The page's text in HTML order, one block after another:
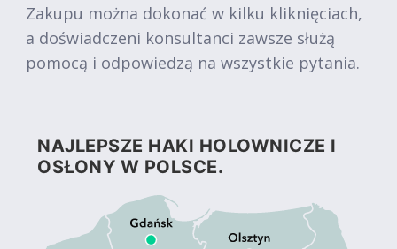
Zakupu można dokonać w kilku kliknięciach,
a doświadczeni konsultanci zawsze służą
pomocą i odpowiedzą na wszystkie pytania.
NAJLEPSZE HAKI HOLOWNICZE I
OSŁONY W POLSCE.